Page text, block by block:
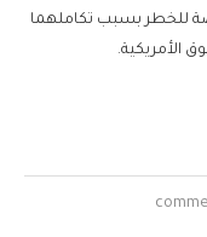
للخطر بسبب تكاملهما
الأمريكية.